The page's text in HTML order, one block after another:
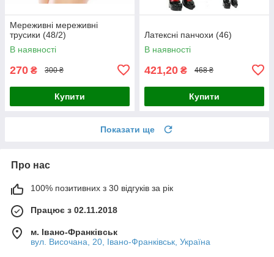
Мереживні мереживні
трусики (48/2)
В наявності
270 ₴ 300 ₴
Купити
Латексні панчохи (46)
В наявності
421,20 ₴ 468 ₴
Купити
Показати ще
Про нас
100% позитивних з 30 відгуків за рік
Працює з 02.11.2018
м. Івано-Франківськ
вул. Височана, 20, Івано-Франківськ, Україна